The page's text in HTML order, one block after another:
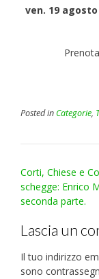
ven. 19
Posted in Categorie,
Post
navigation
Corti, Chiese e
schegge: Enrico
seconda parte.
Lascia un
Il tuo indirizzo
sono